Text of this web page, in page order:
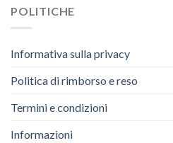
POLITICHE
Informativa sulla privacy
Politica di rimborso e reso
Termini e condizioni
Informazioni